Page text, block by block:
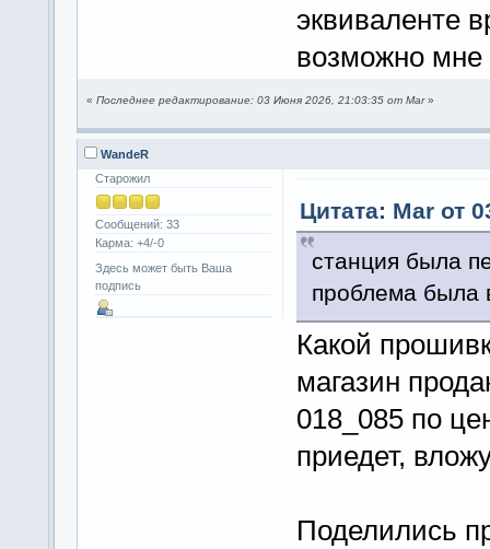
эквиваленте
возможно мне
« Последнее редактирование: 03 Июня 2026, 21:03:35 от Mar»
WandeR
Старожил
Сообщений: 33
Карма: +4/-0
Здесь может быть Ваша
подпись
Цитата: Mar от
станция была
проблема была
Какой
магазин
018_085 по
приедет,
Поделились